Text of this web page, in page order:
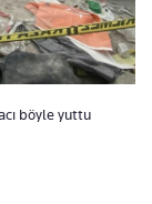
böyle yuttu